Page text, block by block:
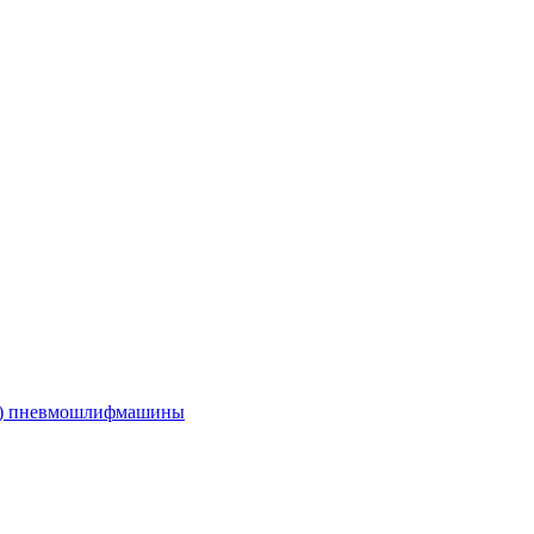
пневмошлифмашины